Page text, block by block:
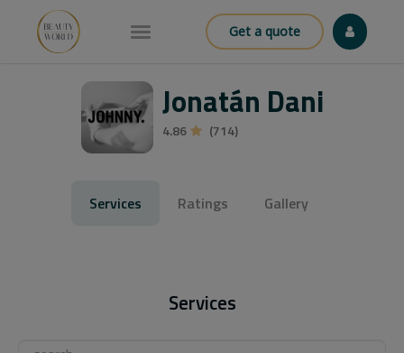
Get a quote
Jonatán Dani
4.86 (714)
Services Ratings Gallery
Services